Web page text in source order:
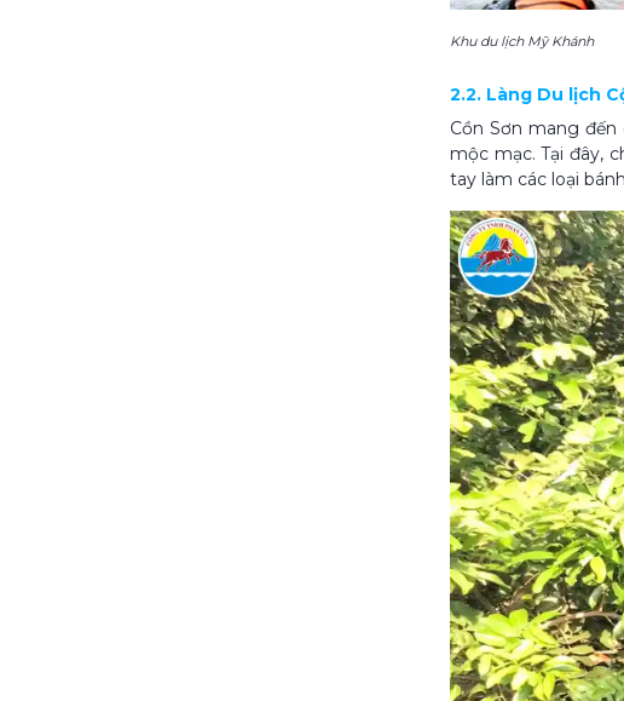
Khu du lịch Mỹ Khánh
2.2. Làng Du lịch
Cồn Sơn mang
mộc mạc. Tại đây,
tay làm các loại